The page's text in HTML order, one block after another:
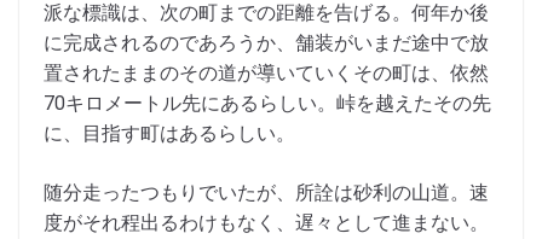
派な標識は、次の町までの距離を告げる。何年か後
に完成されるのであろうか、舗装がいまだ途中で放
置されたままのその道が導いていくその町は、依然
70キロメートル先にあるらしい。峠を越えたその先
に、目指す町はあるらしい。
随分走ったつもりでいたが、所詮は砂利の山道。速
度がそれ程出るわけもなく、遅々として進まない。